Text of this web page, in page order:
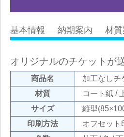
基本情報 納期案内 材
オリジナルのチケットが
商品名
加工なしチ
材質
コート紙 /
サイズ
縦型
印刷方法
オフセット